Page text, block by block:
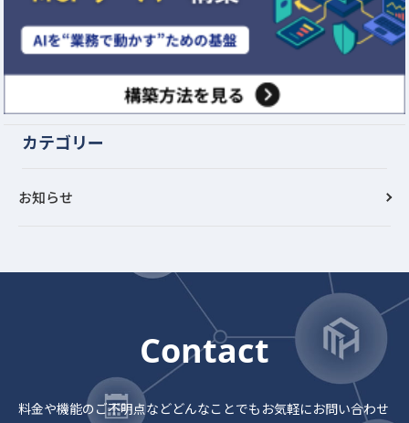
カテゴリー
お知らせ
Contact
料金や機能のご不明点などどんなことでもお気軽にお問い合わせ